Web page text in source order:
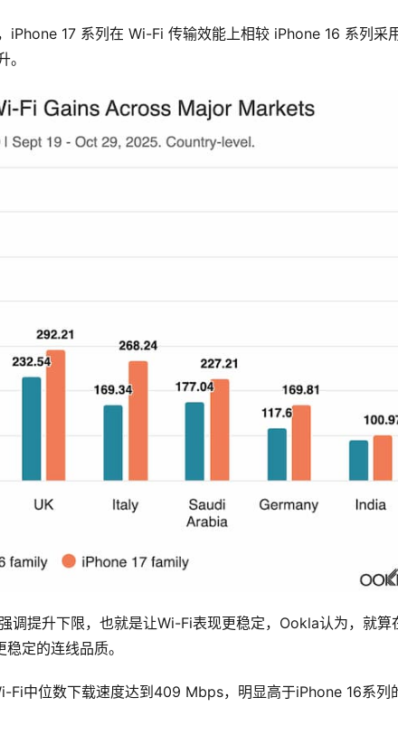
iPhone 17 系列在 Wi-Fi 传输效能上相较 iPhone 16 系列采
调提升下限，也就是让Wi-Fi表现更稳定，Ookla认为，就算
定的连线品质。
Fi中位数下载速度达到409 Mbps，明显高于iPhone 16系列